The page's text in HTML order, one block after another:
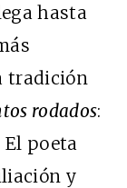
hasta
tradición
rodados:
El poeta
y